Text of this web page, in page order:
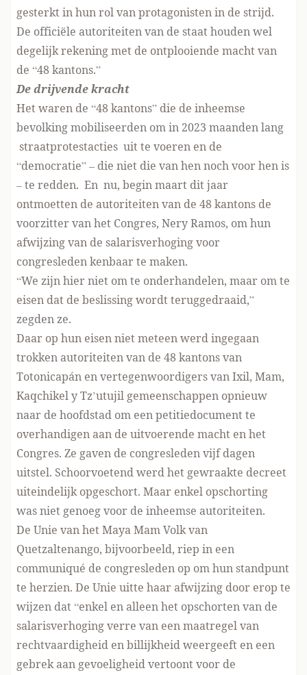
gesterkt in hun rol van protagonisten in de strijd.
De officiële autoriteiten van de staat houden wel
degelijk rekening met de ontplooiende macht van
de “48 kantons.”
De drijvende kracht
Het waren de “48 kantons” die de inheemse
bevolking mobiliseerden om in 2023 maanden lang
straatprotestacties uit te voeren en de
“democratie” – die niet die van hen noch voor hen is
– te redden. En nu, begin maart dit jaar
ontmoetten de autoriteiten van de 48 kantons de
voorzitter van het Congres, Nery Ramos, om hun
afwijzing van de salarisverhoging voor
congresleden kenbaar te maken.
“We zijn hier niet om te onderhandelen, maar om te
eisen dat de beslissing wordt teruggedraaid,”
zegden ze.
Daar op hun eisen niet meteen werd ingegaan
trokken autoriteiten van de 48 kantons van
Totonicapán en vertegenwoordigers van Ixil, Mam,
Kaqchikel y Tz’utujil gemeenschappen opnieuw
naar de hoofdstad om een petitiedocument te
overhandigen aan de uitvoerende macht en het
Congres. Ze gaven de congresleden vijf dagen
uitstel. Schoorvoetend werd het gewraakte decreet
uiteindelijk opgeschort. Maar enkel opschorting
was niet genoeg voor de inheemse autoriteiten.
De Unie van het Maya Mam Volk van
Quetzaltenango, bijvoorbeeld, riep in een
communiqué de congresleden op om hun standpunt
te herzien. De Unie uitte haar afwijzing door erop te
wijzen dat “enkel en alleen het opschorten van de
salarisverhoging verre van een maatregel van
rechtvaardigheid en billijkheid weergeeft en een
gebrek aan gevoeligheid vertoont voor de